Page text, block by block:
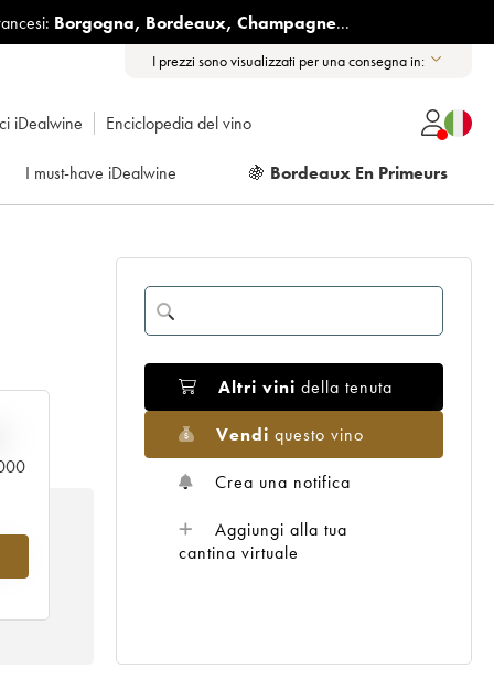
Borgogna, Bordeaux, Champagne...
I prezzi sono visualizzati per una consegna in:
iDealwine Enciclopedia del vino
I must-have iDealwine 🍇 Bordeaux En Primeurs
Altri vini della tenuta
Vendi questo vino
Crea una notifica
Aggiungi alla tua
cantina virtuale